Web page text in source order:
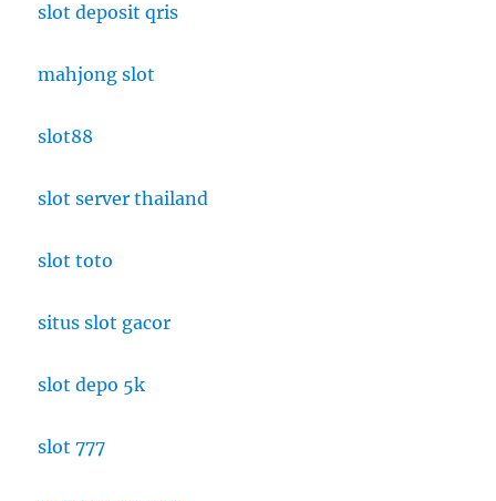
slot deposit qris
mahjong slot
slot88
slot server thailand
slot toto
situs slot gacor
slot depo 5k
slot 777